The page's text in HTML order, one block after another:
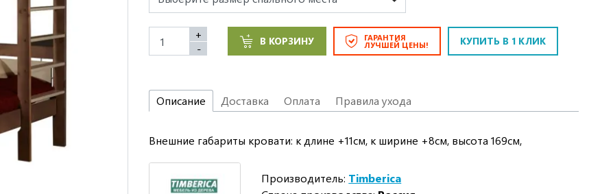
+
-
В КОРЗИНУ ГАРАНТИЯ
ЛУЧШЕЙ ЦЕНЫ! КУПИТЬ В 1 КЛИК
Описание Доставка Оплата Правила ухода
Внешние габариты кровати: к длине +11см, к ширине +8см, высота 169см,
Производитель: Timberica